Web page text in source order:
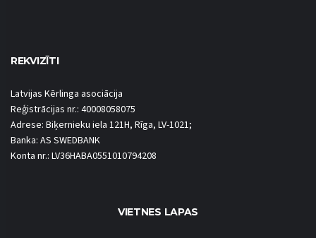
REKVIZĪTI
Latvijas Kērlinga asociācija
Reģistrācijas nr.: 40008058075
Adrese: Biķernieku iela 121H, Rīga, LV-1021;
Banka: AS SWEDBANK
Konta nr.: LV36HABA0551010794208
VIETNES LAPAS